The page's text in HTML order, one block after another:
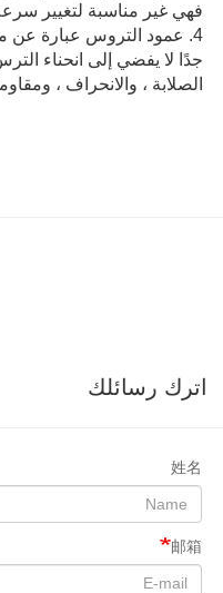
فهي غير مناسبة لتغيير سرعة
4. عمود التروس عبارة عن
جدًا لا يفضي إلى انحناء
الصلابة ، والانحراف ،
اترك رسائلك
姓名
邮箱